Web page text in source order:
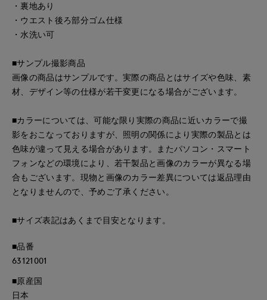
・裏地あり
・ウエスト後ろ部分ゴム仕様
・水洗い可
■サンプル撮影商品
画像の商品はサンプルです。実際の商品とはサイズや色味、素
材、デザイン等の仕様が若干変更になる場合がございます。
■カラーについては、可能な限り実際の商品に近いカラーで撮
影をおこなっておりますが、照明の関係により実際の製品とは
色味が違って見える場合があります。またパソコン・スマート
フォンなどの環境により、若干製品と画像のカラーが異なる場
合もございます。現物と画像のカラー差異については返品理由
となりませんので、予めご了承ください。
■サイズ表記はあくまで目安となります。
■品番
63121001
■原産国
日本